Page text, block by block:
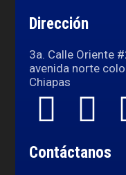
Dirección
3a. Calle Oriente
avenida norte
Chiapas
Contáctanos